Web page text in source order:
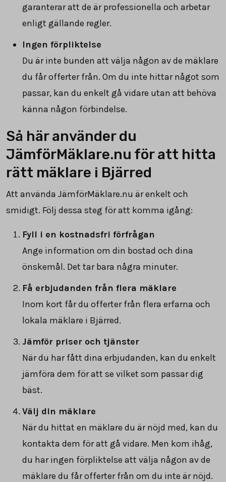
garanterar att de är professionella och arbetar
enligt gällande regler.
Ingen förpliktelse
Du är inte bunden att välja någon av de mäklare
du får offerter från. Om du inte hittar något som
passar, kan du enkelt gå vidare utan att behöva
känna någon förbindelse.
Så här använder du
JämförMäklare.nu för att hitta
rätt mäklare i Bjärred
Att använda JämförMäklare.nu är enkelt och
smidigt. Följ dessa steg för att komma igång:
Fyll i en kostnadsfri förfrågan
Ange information om din bostad och dina
önskemål. Det tar bara några minuter.
Få erbjudanden från flera mäklare
Inom kort får du offerter från flera erfarna och
lokala mäklare i Bjärred.
Jämför priser och tjänster
När du har fått dina erbjudanden, kan du enkelt
jämföra dem för att se vilket som passar dig
bäst.
Välj din mäklare
När du hittat en mäklare du är nöjd med, kan du
kontakta dem för att gå vidare. Men kom ihåg,
du har ingen förpliktelse att välja någon av de
mäklare du får offerter från om du inte är nöjd.